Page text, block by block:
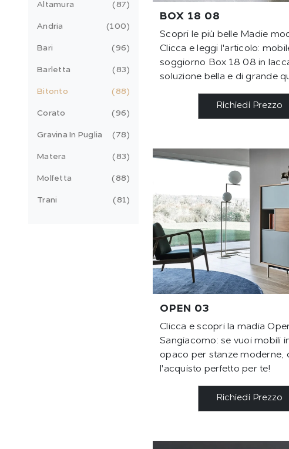
BOX 18 08
Scopri le più belle Madie
Clicca e leggi l'articolo:
soggiorno Box 18 08 in
soluzione bella e di grande
Richiedi Prezzo
OPEN 03
Clicca e scopri la madia
Sangiacomo: se vuoi mobili
opaco per stanze moderne,
l'acquisto perfetto per te!
Richiedi Prezzo
Altamura 87
Andria 100
Bari 96
Barletta 83
Bitonto 88
Corato 96
Gravina In Puglia 78
Matera 83
Molfetta 88
Trani 81